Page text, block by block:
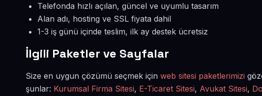
Telefonda hızlı açılan, güncel ve uyumlu tasarım
Alan adı, hosting ve SSL fiyata dahil
1-3 iş günü içinde teslim, ilk ay destek ücretsiz
İlgili Paketler ve Sayfalar
Size en uygun çözümü seçmek için web sitesi paketlerimizi
şunlar: Kurumsal Firma Sitesi, E-Ticaret Sitesi, Avukat Sitesi,